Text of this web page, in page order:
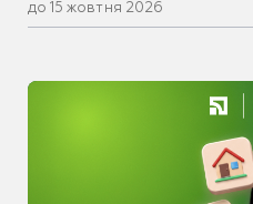
до 15 жовтня 2026